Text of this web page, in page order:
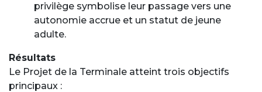
privilège symbolise leur passage vers une
autonomie accrue et un statut de jeune
adulte.
Résultats
Le Projet de la Terminale atteint trois objectifs
principaux :